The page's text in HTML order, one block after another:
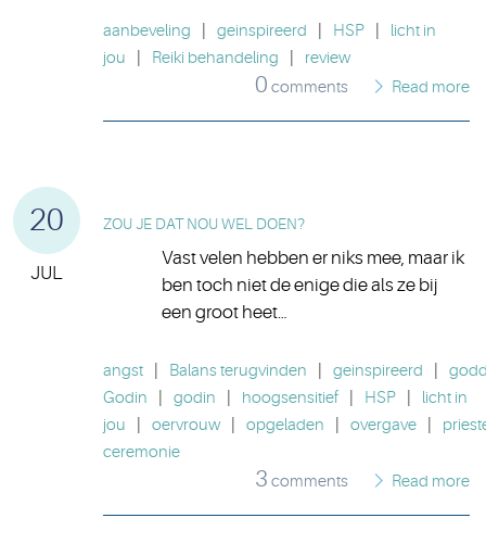
aanbeveling geinspireerd HSP
licht in
jou
Reiki behandeling review
0 comments Read more
20
JUL
ZOU JE DAT NOU WEL DOEN?
Vast velen hebben er niks mee, maar ik
ben toch niet de enige die als ze bij
een groot heet…
angst Balans terugvinden geinspireerd
Godin
godin hoogsensitief HSP
licht in
jou
oervrouw opgeladen overgave
ceremonie
3 comments Read more